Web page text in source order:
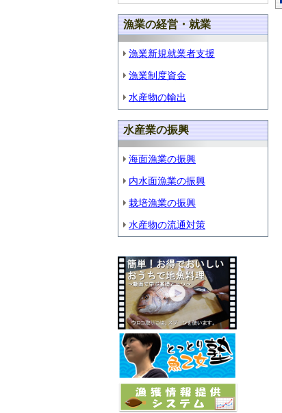
漁業の経営・就業
漁業新規就業者支援
漁業制度資金
水産物の輸出
水産業の振興
海面漁業の振興
内水面漁業の振興
栽培漁業の振興
水産物の流通対策